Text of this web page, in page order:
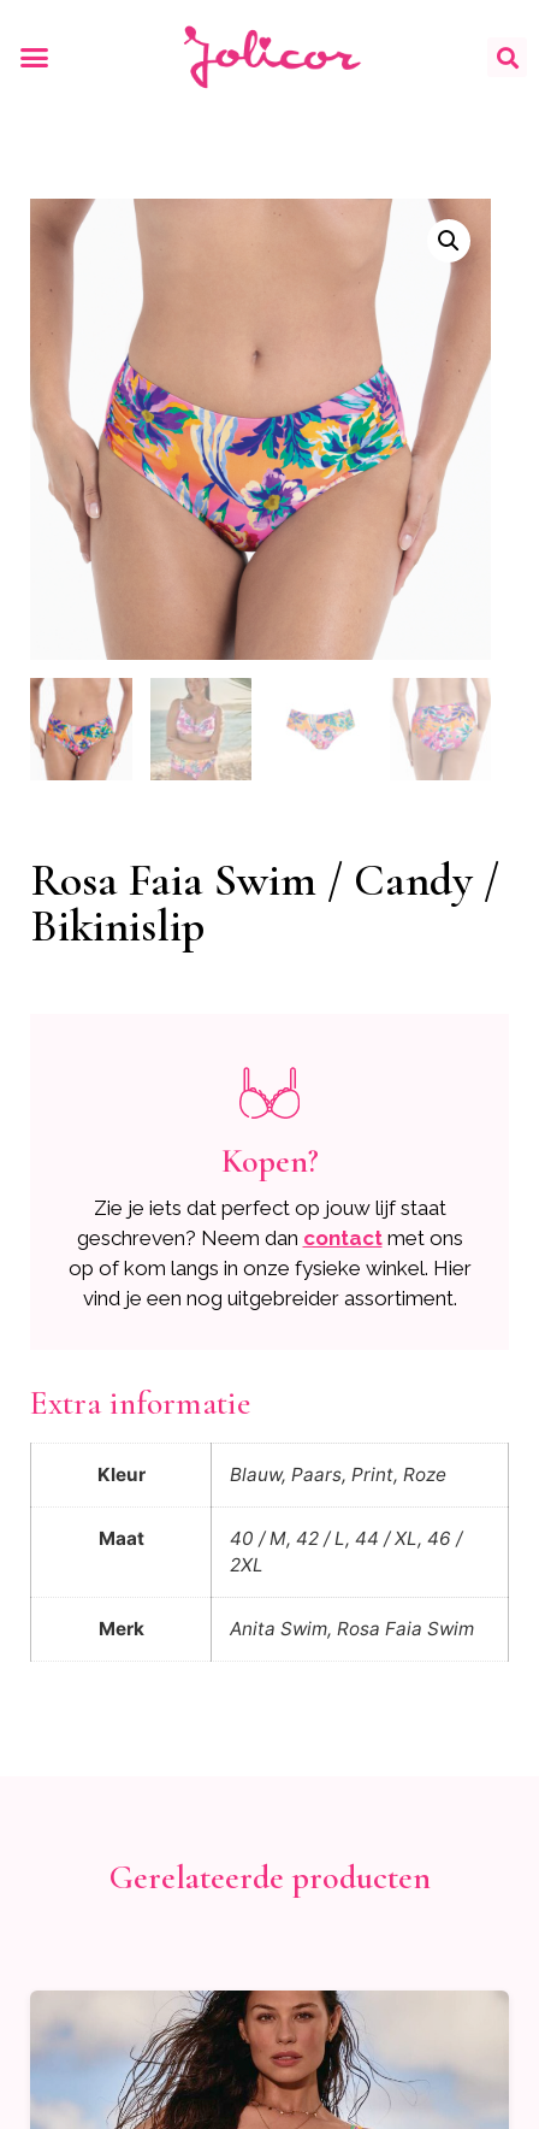
Rosa Faia Swim / Candy /
Bikinislip
Kopen?
Zie je iets dat perfect op jouw lijf staat
geschreven? Neem dan contact met ons
op of kom langs in onze fysieke winkel. Hier
vind je een nog uitgebreider assortiment.
Extra informatie
Kleur Blauw, Paars, Print, Roze
Maat
40 / M, 42 / L, 44 / XL, 46 /
2XL
Merk Anita Swim, Rosa Faia Swim
Gerelateerde producten